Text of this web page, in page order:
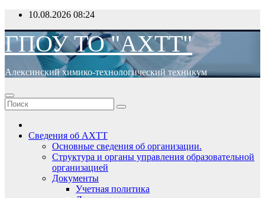
Перейти
содержимому
10.08.2026 08:24
ГПОУ ТО "АХТТ"
Алексинский химико-технологический техникум
Сведения об АХТТ
Основные сведения об организации.
Структура и органы управления образовательной
организацией
Документы
Учетная политика